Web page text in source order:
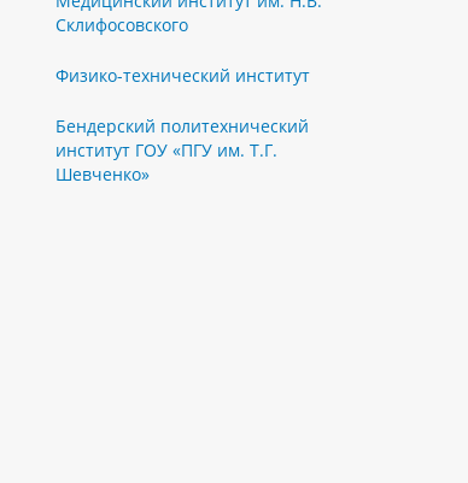
Склифосовского
Физико-технический институт
Бендерский политехнический
институт ГОУ «ПГУ им. Т.Г.
Шевченко»